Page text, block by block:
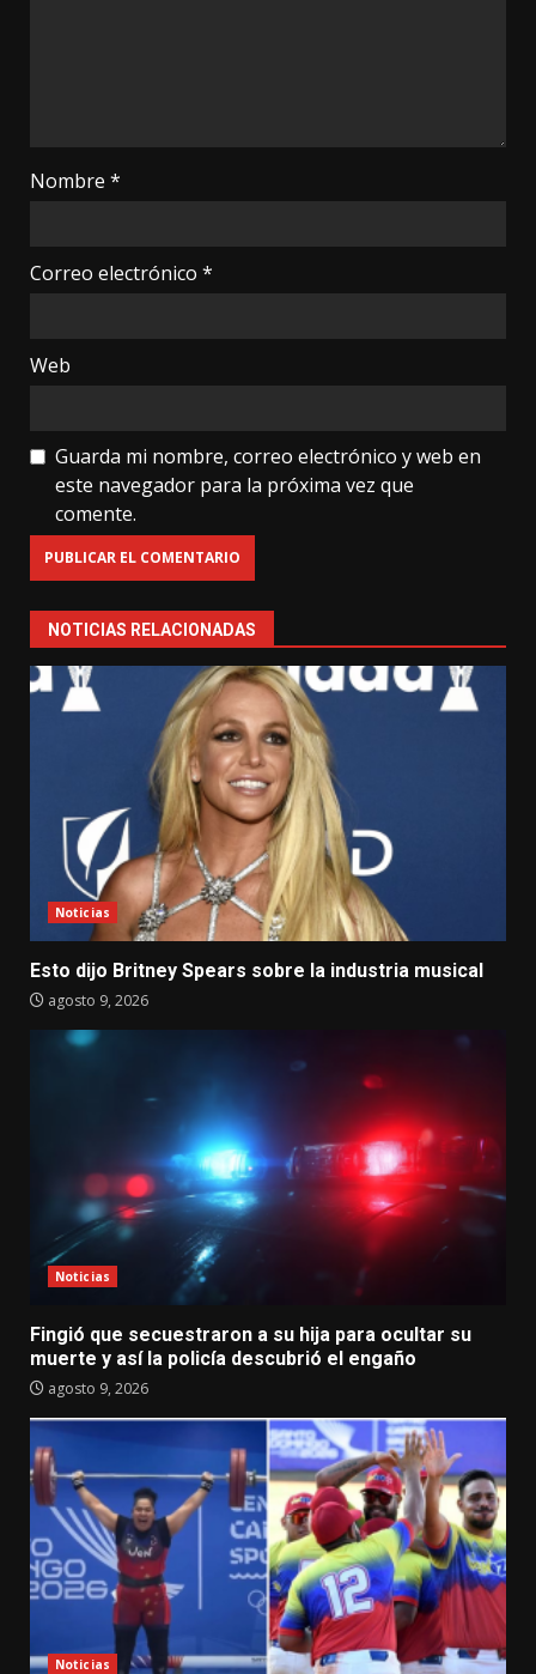
Nombre *
Correo electrónico *
Web
Guarda mi nombre, correo electrónico y web en
este navegador para la próxima vez que
comente.
NOTICIAS RELACIONADAS
Noticias
Esto dijo Britney Spears sobre la industria musical
agosto 9, 2026
Noticias
Fingió que secuestraron a su hija para ocultar su
muerte y así la policía descubrió el engaño
agosto 9, 2026
Noticias